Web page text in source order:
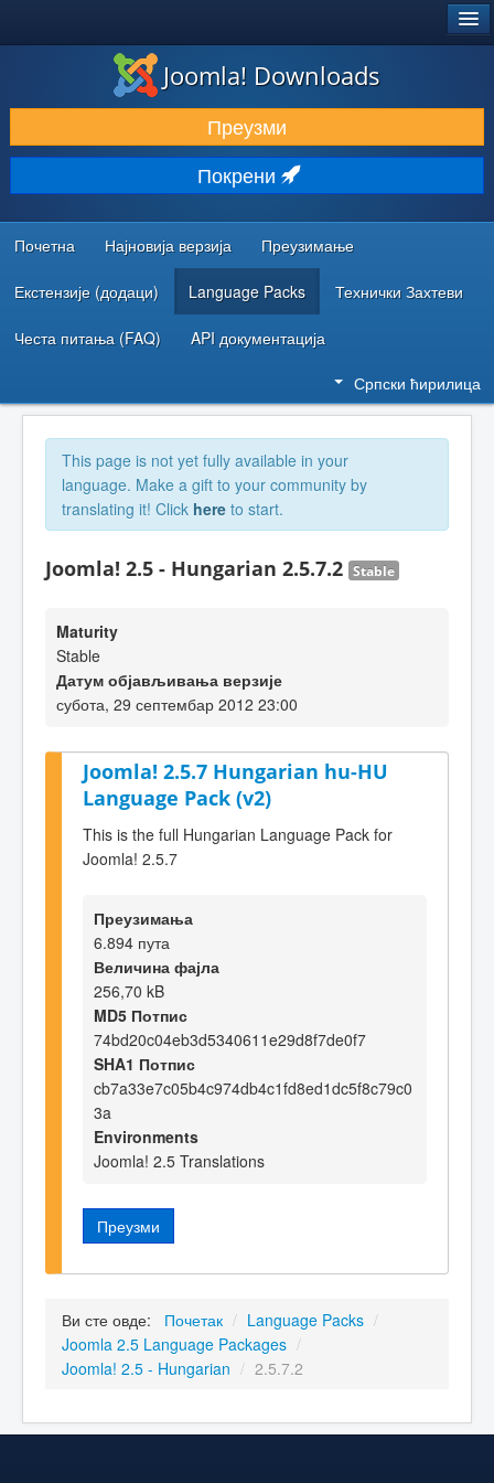
ПРЕУЗИМАЊЕ И ПРОШИРЕЊА (ЕКСТЕНЗИЈЕ)
ОТКРИЈТЕ И НАУЧИТЕ
ЗАЈЕДНИЦА И ПОДРШКА
РЕСУРСИ ЗА РАЗВОЈ
Joomla! Downloads
Преузми
Покрени
Почетна Најновија верзија Преузимање
Екстензије (додаци) Language Packs Технички Захтеви
Честа питања (FAQ) API документација
Српски ћирилица
This page is not yet fully available in your
language. Make a gift to your community by
translating it! Click here to start.
Joomla! 2.5 - Hungarian 2.5.7.2 Stable
Maturity
Stable
Датум објављивања верзије
субота, 29 септембар 2012 23:00
Joomla! 2.5.7 Hungarian hu-HU
Language Pack (v2)
This is the full Hungarian Language Pack for
Joomla! 2.5.7
Преузимања
6.894 пута
Величина фајла
256,70 kB
MD5 Потпис
74bd20c04eb3d5340611e29d8f7de0f7
SHA1 Потпис
cb7a33e7c05b4c974db4c1fd8ed1dc5f8c79c0
3a
Environments
Joomla! 2.5 Translations
Преузми
Ви сте овде: Почетак / Language Packs /
Joomla 2.5 Language Packages /
Joomla! 2.5 - Hungarian / 2.5.7.2